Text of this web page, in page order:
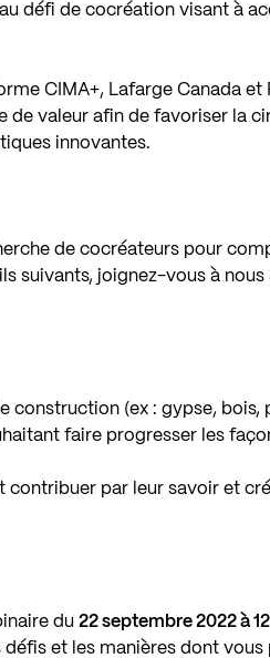
défi de cocréation visant à
CIMA+, Lafarge Canada
de valeur afin de favoriser la
innovantes.
de cocréateurs pour
suivants, joignez-vous à
construction (ex : gypse, bois,
faire progresser les
contribuer par leur savoir et
du22 septembre 2022 à
et les manières dont